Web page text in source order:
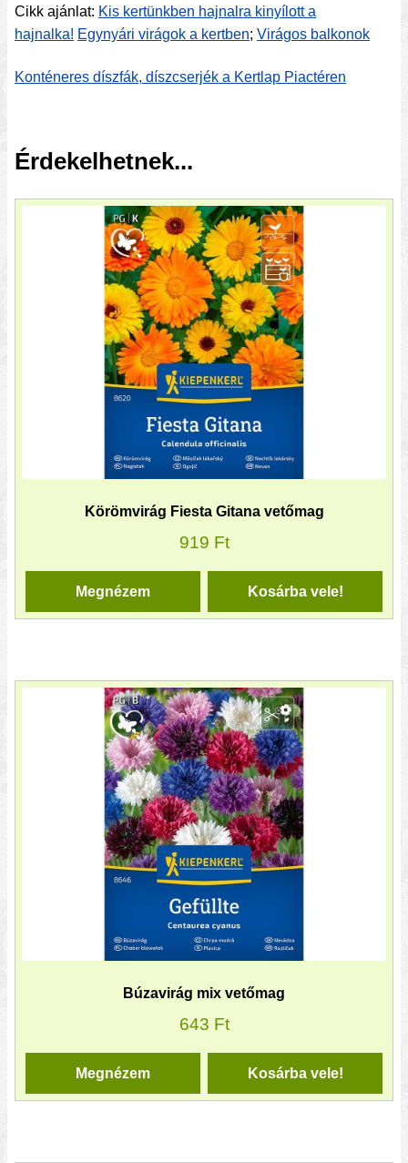
Cikk ajánlat: Kis kertünkben hajnalra kinyílott a
hajnalka! Egynyári virágok a kertben; Virágos balkonok
Konténeres díszfák, díszcserjék a Kertlap Piactéren
Érdekelhetnek...
Körömvirág Fiesta Gitana vetőmag
919 Ft
Kosárba vele!
Megnézem
Búzavirág mix vetőmag
643 Ft
Kosárba vele!
Megnézem